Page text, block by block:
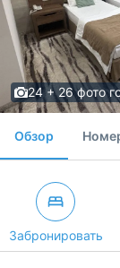
24 + 26 фото
Обзор
Забронировать